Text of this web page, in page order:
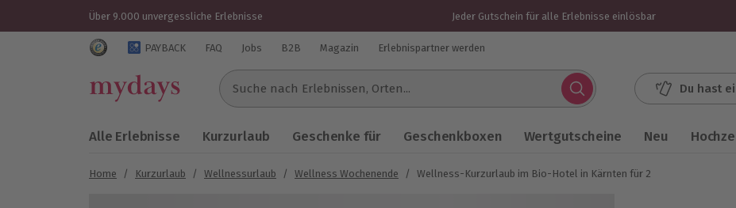
Über 9.000 unvergessliche Erlebnisse Jeder Gutschein für alle Erlebnisse einlösbar
Trustedshops Bewertungen für mydays.de
PAYBACK FAQ Jobs B2B Magazin Erlebnispartner werden
Suche nach Erlebnissen...
Du hast
Alle Erlebnisse Kurzurlaub Geschenke für Geschenkboxen Wertgutscheine Neu
Home / Kurzurlaub / Wellnessurlaub / Wellness Wochenende / Wellness-Kurzurlaub im Bio-Hotel in Kärnten für 2